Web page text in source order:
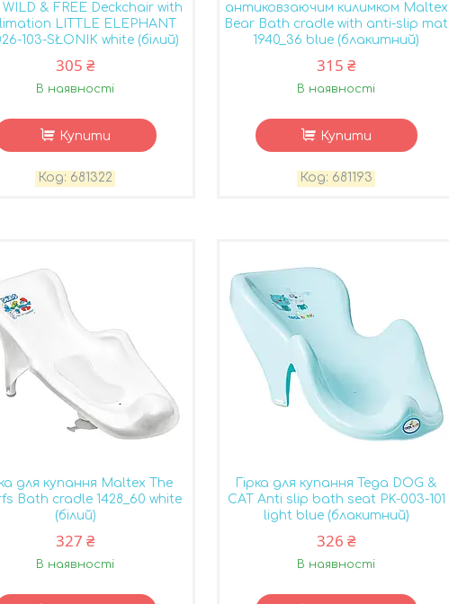
WILD & FREE Deckchair with
LITTLE ELEPHANT
103-SŁONIK white (білий)
305 ₴
В наявності
Купити
681322
антиковзаючим килимком Maltex
Bear Bath cradle with anti-slip mat
1940_36 blue (блакитний)
315 ₴
В наявності
Купити
681193
для купання Maltex The
Bath cradle 1428_60 white
(білий)
327 ₴
В наявності
Гірка для купання Tega DOG &
CAT Anti slip bath seat PK-003-101
light blue (блакитний)
326 ₴
В наявності